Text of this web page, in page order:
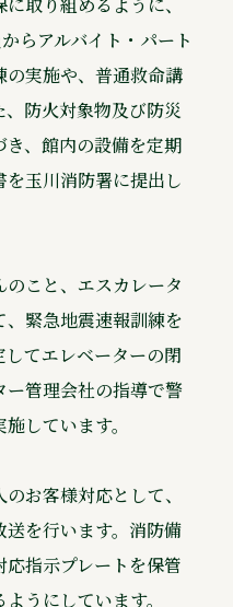
取り組めるように、
らアルバイト・パート
の実施や、普通救命講
防火対象物及び防災
、館内の設備を定期
玉川消防署に提出し
こと、エスカレータ
緊急地震速報訓練を
てエレベーターの閉
ー管理会社の指導で警
しています。
お客様対応として、
を行います。消防備
指示プレートを保管
うにしています。